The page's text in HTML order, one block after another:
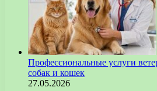
Профессиональные услуги
собак и кошек
27.05.2026